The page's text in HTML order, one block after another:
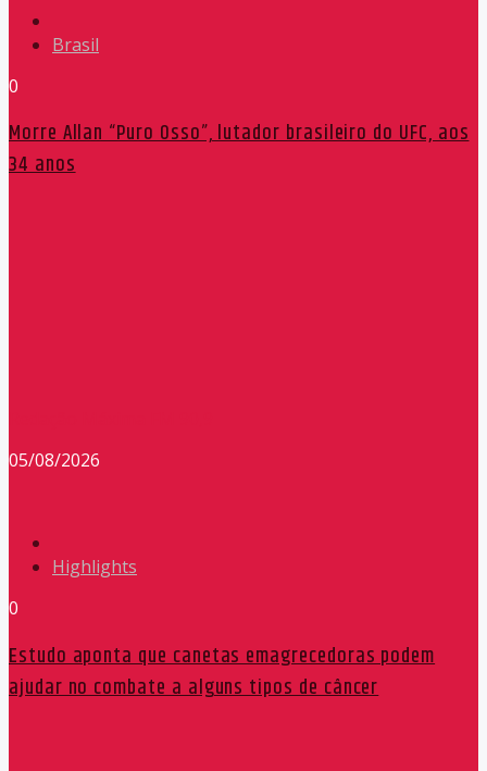
Brasil
0
Morre Allan “Puro Osso”, lutador brasileiro do UFC, aos
34 anos
05/08/2026
Highlights
0
Estudo aponta que canetas emagrecedoras podem
ajudar no combate a alguns tipos de câncer